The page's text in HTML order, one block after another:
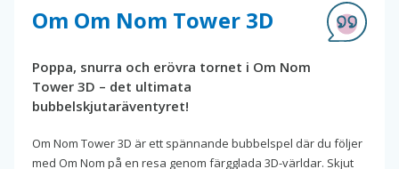
Om Om Nom Tower 3D
Poppa, snurra och erövra tornet i Om Nom
Tower 3D – det ultimata
bubbelskjutaräventyret!
Om Nom Tower 3D är ett spännande bubbelspel där du följer
med Om Nom på en resa genom färgglada 3D-världar. Skjut